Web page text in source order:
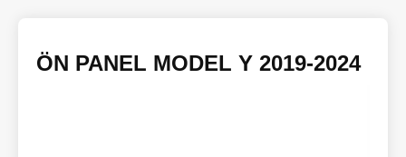
ÖN PANEL MODEL Y 2019-2024